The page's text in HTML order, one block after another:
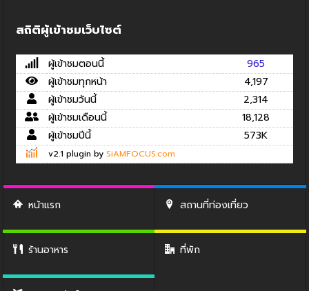
สถิติผู้เข้าชมเว็บไซต์
ผู้เข้าชมตอนนี้
965
ผู้เข้าชมทุกหน้า
4,197
ผู้เข้าชมวันนี้
2,314
ผู้เข้าชมเดือนนี้
18,128
ผู้เข้าชมปีนี้
573K
v2.1 plugin by SiAMFOCUS.com
หน้าแรก สถานที่ท่องเที่ยว
ร้านอาหาร ที่พัก